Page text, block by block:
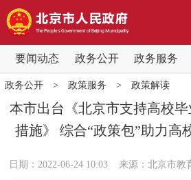
要闻动态 政务公开 政务服务
要闻动态
党中央精神 国务院信息
北京要闻 会议信息
政务公开> 政策服务 > 政策解读
本市出台《北京市支持高校
措施》 综合“政策包”助力高
日期：2022-06-24 10:03 来源：北京市教